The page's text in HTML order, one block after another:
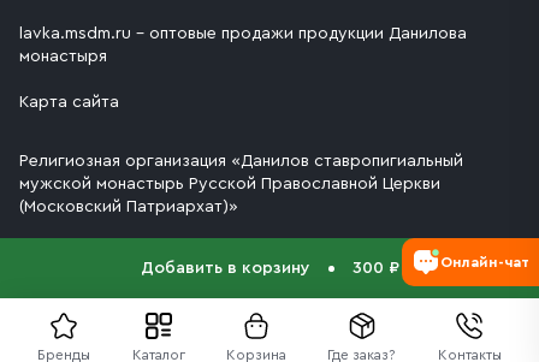
Бренды Каталог Корзина Где заказ? Контакты
Добавить в корзину 300 ₽
lavka.msdm.ru – оптовые продажи продукции Данилова
монастыря
Карта сайта
Религиозная организация «Данилов ставропигиальный
мужской монастырь Русской Православной Церкви
(Московский Патриархат)»
Онлайн-чат